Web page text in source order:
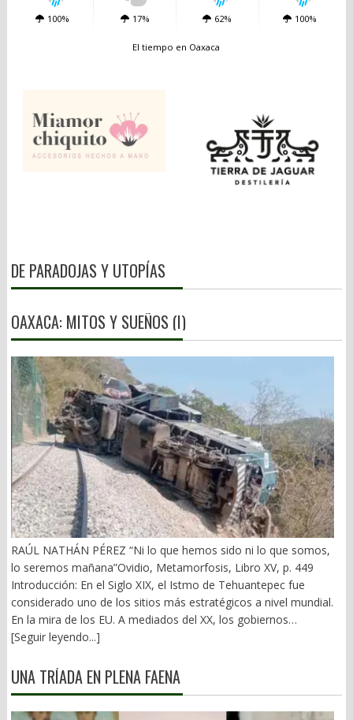
100% 17% 62% 100%
El tiempo en Oaxaca
DE PARADOJAS Y UTOPÍAS
OAXACA: MITOS Y SUEÑOS (I)
RAÚL NATHÁN PÉREZ “Ni lo que hemos sido ni lo que somos,
lo seremos mañana”Ovidio, Metamorfosis, Libro XV, p. 449
Introducción: En el Siglo XIX, el Istmo de Tehuantepec fue
considerado uno de los sitios más estratégicos a nivel mundial.
En la mira de los EU. A mediados del XX, los gobiernos
emanados del PRI iniciaron una serie de proyectos, todos
Transístmico, Proyecto Alfa-Omega, Plan Puebla-Panamá y
otros. En 2018, la 4T volvió a la carga, considerándolo uno de
[Seguir leyendo...]
UNA TRÍADA EN PLENA FAENA